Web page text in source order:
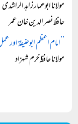
مولانا ابوعمار زاہد الراشدی
حافظ نصر الدین خان عمر
’’امام اعظم ابوحنیفہؒ اور
مولانا حافظ خرم شہزاد